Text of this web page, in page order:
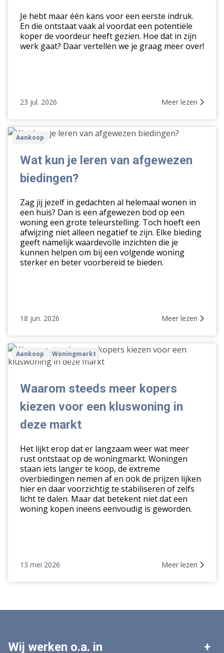
vraagprijs
Je hebt maar één kans voor een eerste indruk.
En die ontstaat vaak al voordat een potentiële
koper de voordeur heeft gezien. Hoe dat in zijn
werk gaat? Daar vertellen we je graag meer over!
23 jul. 2026 Meer lezen
Wat
van
biedingen?
Aankoop
Wat kun je leren van afgewezen
biedingen?
Zag jij jezelf in gedachten al helemaal wonen in
een huis? Dan is een afgewezen bod op een
woning een grote teleurstelling. Toch hoeft een
afwijzing niet alleen negatief te zijn. Elke bieding
geeft namelijk waardevolle inzichten die je
kunnen helpen om bij een volgende woning
sterker en beter voorbereid te bieden.
18 jun. 2026 Meer lezen
Waarom
steeds
kopers
voor
een
deze
markt
Aankoop Woningmarkt
Waarom steeds meer kopers
kiezen voor een kluswoning in
deze markt
Het lijkt erop dat er langzaam weer wat meer
rust ontstaat op de woningmarkt. Woningen
staan iets langer te koop, de extreme
overbiedingen nemen af en ook de prijzen lijken
hier en daar voorzichtig te stabiliseren of zelfs
licht te dalen. Maar dat betekent niet dat een
woning kopen ineens eenvoudig is geworden.
13 mei 2026 Meer lezen
Wij werken o.a. in